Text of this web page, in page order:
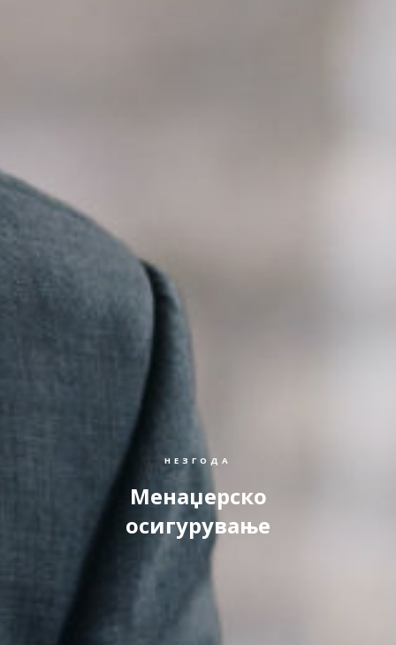
НЕЗГОДА
Менаџерско
осигурување